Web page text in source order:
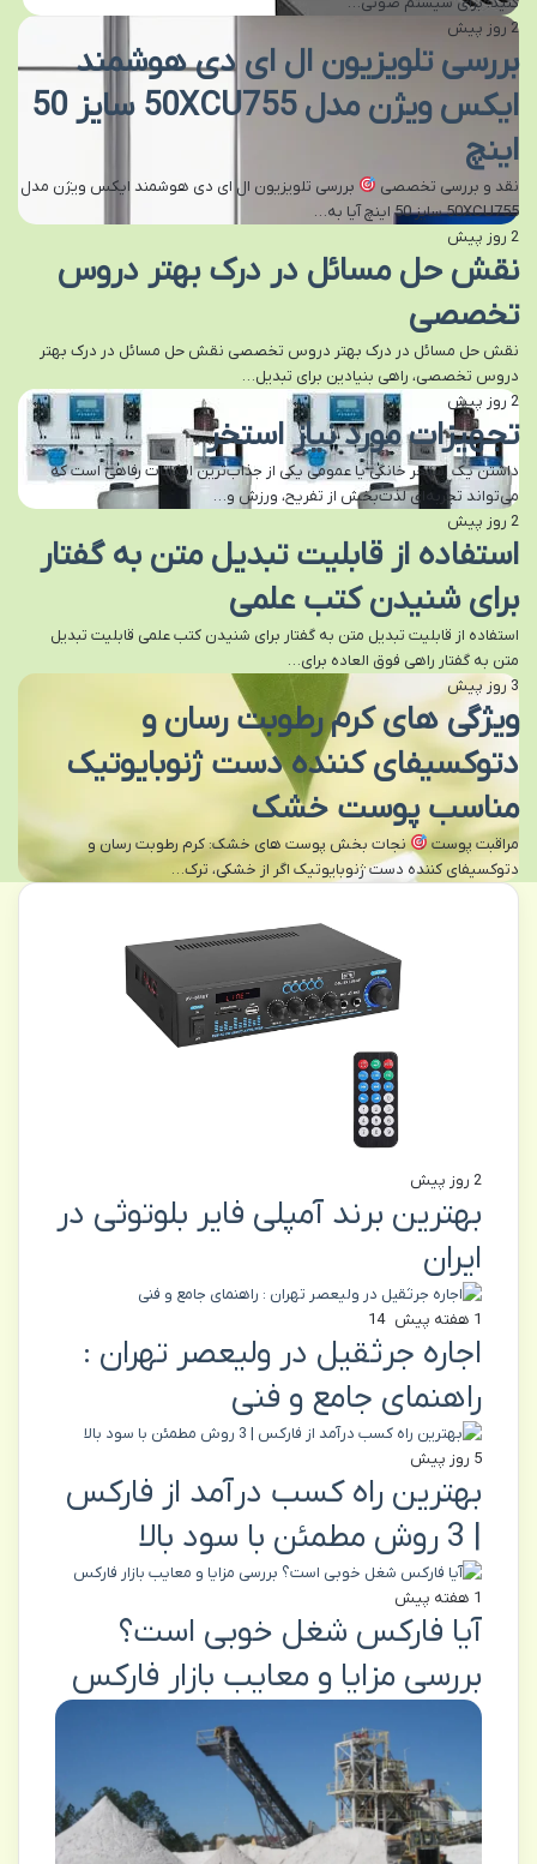
2 روز پیش
بررسی تلویزیون ال ای دی هوشمند
ایکس ویژن مدل 50XCU755 سایز 50
اینچ
نقد و بررسی تخصصی
بررسی تلویزیون ال ای دی هوشمند ایکس ویژن مدل
50XCU755 سایز 50 اینچ آیا به…
2 روز پیش
نقش حل مسائل در درک بهتر دروس
تخصصی
نقش حل مسائل در درک بهتر دروس تخصصی نقش حل مسائل در درک بهتر
دروس تخصصی، راهی بنیادین برای تبدیل…
2 روز پیش
تجهیزات مورد نیاز استخر
داشتن یک استخر خانگی یا عمومی یکی از جذاب‌ترین امکانات رفاهی است که
می‌تواند تجربه‌ای لذت‌بخش از تفریح، ورزش و…
2 روز پیش
استفاده از قابلیت تبدیل متن به گفتار
برای شنیدن کتب علمی
استفاده از قابلیت تبدیل متن به گفتار برای شنیدن کتب علمی قابلیت تبدیل
متن به گفتار راهی فوق العاده برای…
3 روز پیش
ویژگی های کرم رطوبت رسان و
دتوکسیفای کننده دست ژنوبایوتیک
مناسب پوست خشک
مراقبت پوست
نجات بخش پوست های خشک: کرم رطوبت رسان و
دتوکسیفای کننده دست ژنوبایوتیک اگر از خشکی، ترک…
2 روز پیش
بهترین برند آمپلی فایر بلوتوثی در
ایران
1 هفته پیش 14
اجاره جرثقیل در ولیعصر تهران :
راهنمای جامع و فنی
5 روز پیش
بهترین راه کسب درآمد از فارکس
1 هفته پیش
آیا فارکس شغل خوبی است؟
بررسی مزایا و معایب بازار فارکس